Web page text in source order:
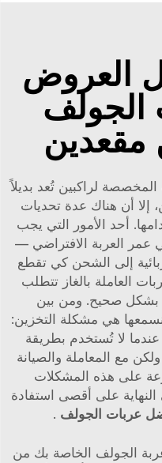
العروض
الجولف
مقعدين
لراكبين تُعد بديلاً
إلا أن هناك عدة تحديات
أحد الأمور التي يجب
عمر العربة الافتراضي —
إلى الشحن كي تقطع
العاملة بالغاز تتطلب
بشكل صحيح. ومن بين
نسمعها هي مشكلة التخزين:
لا تُستخدم بطريقة
مع المعاملة والصيانة
على هذه المشكلات
على أقصى استفادة
عربات الجولف .
الجولف الخاصة بك من